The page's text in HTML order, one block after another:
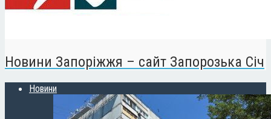
Новини Запоріжжя – сайт Запорозька Січ
Новини